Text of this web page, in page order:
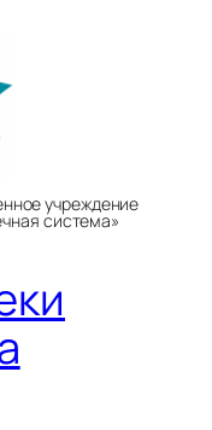
учреждение
система»